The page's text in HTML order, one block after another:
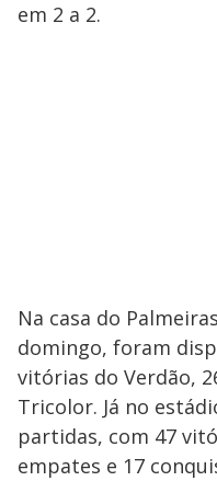
em 2 a 2.
Na casa do
domingo, foram
vitórias do Verdão,
Tricolor. Já no
partidas, com 47
empates e 17